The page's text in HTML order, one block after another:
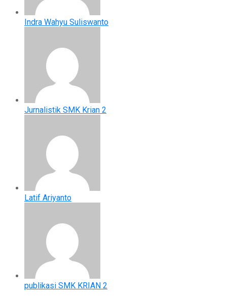
Indra Wahyu Suliswanto
Jurnalistik SMK Krian 2
Latif Ariyanto
publikasi SMK KRIAN 2